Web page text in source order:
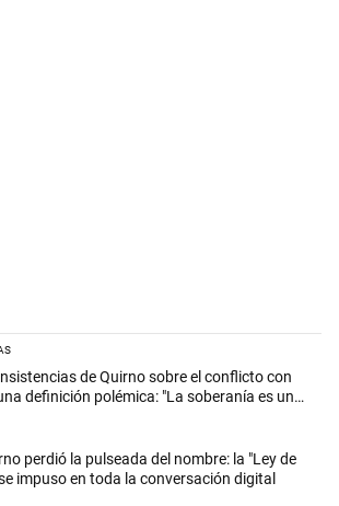
los artículos con más comentarios en los
con el título "Las inconsistencias de Quirno
de Quirno sobre el conflicto con
definición polémica: "La soberanía es un
antiguo"
con el título "El Gobierno perdió la pulseada
perdió la pulseada del nombre: la "Ley de
impuso en toda la conversación digital